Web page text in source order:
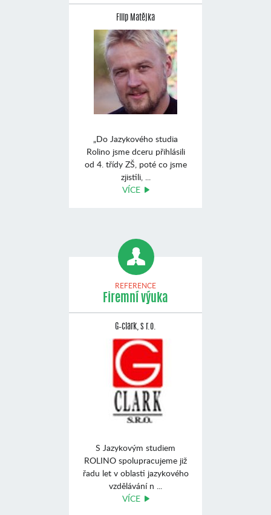
Filip Matějka
„Do Jazykového studia
Rolino jsme dceru přihlásili
od 4. třídy ZŠ, poté co jsme
zjistili, ...
VÍCE
REFERENCE
Firemní výuka
G–clark, s r.o.
S Jazykovým studiem
ROLINO spolupracujeme již
řadu let v oblasti jazykového
vzdělávání n ...
VÍCE